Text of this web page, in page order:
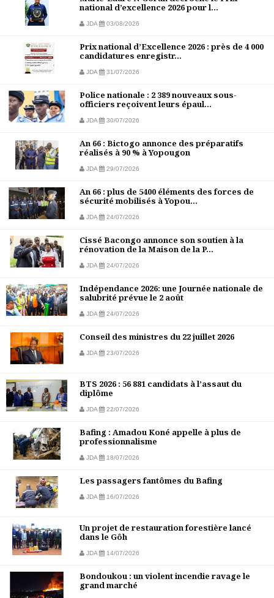
national d’excellence 2026 pour l...
JDA 03/08/2026
Prix national d’Excellence 2026 : près de 4 000
candidatures enregistr...
JDA 31/07/2026
Police nationale : 2 389 nouveaux sous-
officiers reçoivent leurs épaul...
JDA 30/07/2026
An 66 : Bictogo annonce des préparatifs
réalisés à 90 % à Yopougon
JDA 29/07/2026
An 66 : plus de 5400 éléments des forces de
sécurité mobilisés à Yopou...
JDA 24/07/2026
Cissé Bacongo annonce son soutien à la
rénovation de la Maison de la P...
JDA 24/07/2026
Indépendance 2026: une Journée nationale de
salubrité prévue le 2 août
JDA 24/07/2026
Conseil des ministres du 22 juillet 2026
JDA 23/07/2026
BTS 2026 : 56 881 candidats à l’assaut du
diplôme
JDA 22/07/2026
Bafing : Amadou Koné appelle à plus de
professionnalisme
JDA 18/07/2026
Les passagers fantômes du Bafing
JDA 16/07/2026
Un projet de restauration forestière lancé
dans le Gôh
JDA 14/07/2026
Bondoukou : un violent incendie ravage le
grand marché